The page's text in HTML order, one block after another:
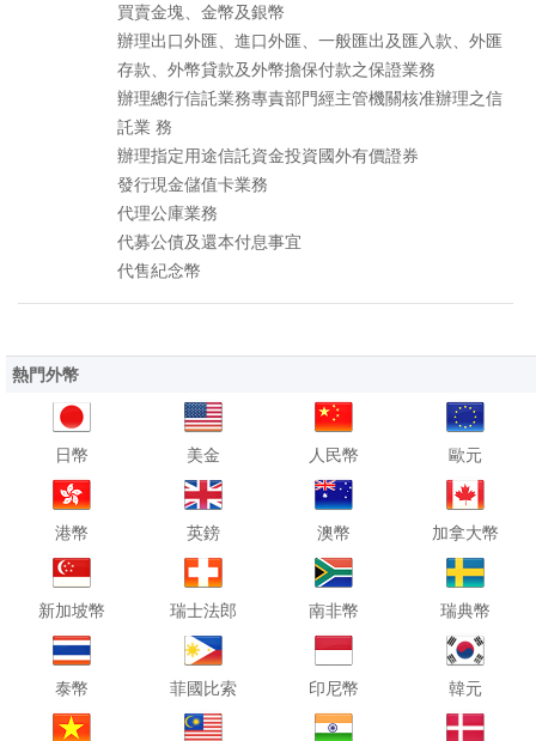
買賣金塊、金幣及銀幣
辦理出口外匯、進口外匯、一般匯出及匯入款、外匯
存款、外幣貸款及外幣擔保付款之保證業務
辦理總行信託業務專責部門經主管機關核准辦理之信
託業 務
辦理指定用途信託資金投資國外有價證券
發行現金儲值卡業務
代理公庫業務
代募公債及還本付息事宜
代售紀念幣
熱門外幣
日幣 美金 人民幣 歐元
港幣 英鎊 澳幣 加拿大幣
新加坡幣 瑞士法郎 南非幣 瑞典幣
泰幣 菲國比索 印尼幣 韓元